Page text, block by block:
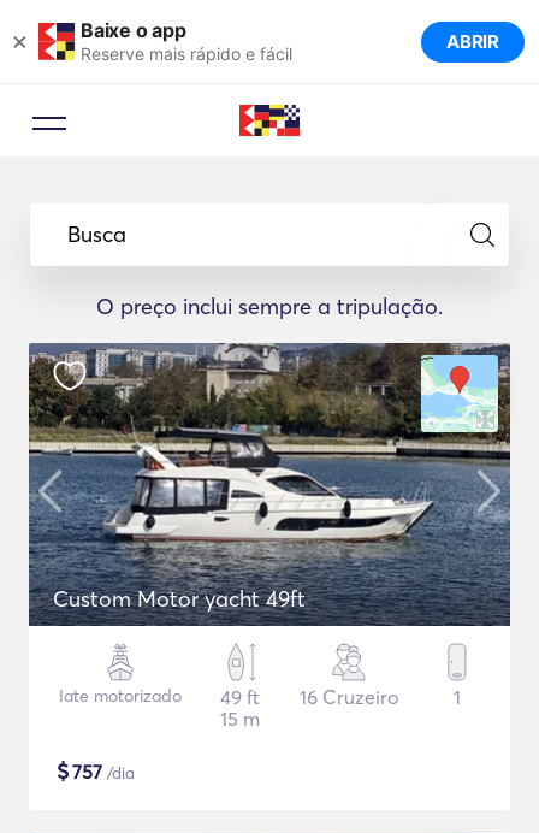
× Baixe o app
Reserve mais rápido e fácil ABRIR
Busca
O preço inclui sempre a tripulação.
Custom Motor yacht 49ft
Iate motorizado
49 ft
15 m
16 Cruzeiro 1
$757 /dia